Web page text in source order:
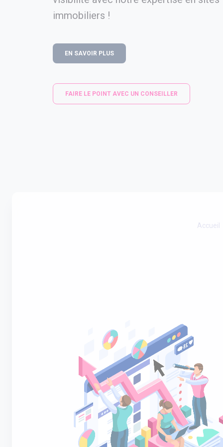
immobiliers !
EN SAVOIR PLUS
FAIRE LE POINT AVEC UN CONSEILLER
Accueil